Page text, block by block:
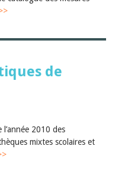
de
2010 des
mixtes scolaires et